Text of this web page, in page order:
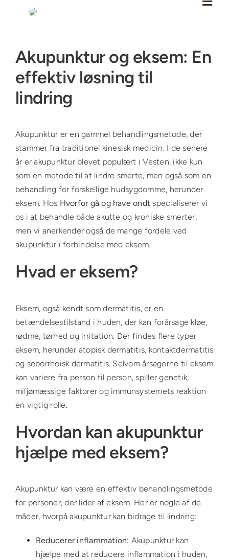
større
billede
Akupunktur og eksem: En
effektiv løsning til
lindring
Akupunktur er en gammel behandlingsmetode, der
stammer fra traditionel kinesisk medicin. I de senere
år er akupunktur blevet populært i Vesten, ikke kun
som en metode til at lindre smerte, men også som en
behandling for forskellige hudsygdomme, herunder
eksem. Hos Hvorfor gå og have ondt specialiserer vi
os i at behandle både akutte og kroniske smerter,
men vi anerkender også de mange fordele ved
akupunktur i forbindelse med eksem.
Hvad er eksem?
Eksem, også kendt som dermatitis, er en
betændelsestilstand i huden, der kan forårsage kløe,
rødme, tørhed og irritation. Der findes flere typer
eksem, herunder atopisk dermatitis, kontaktdermatitis
og seborrhoisk dermatitis. Selvom årsagerne til eksem
kan variere fra person til person, spiller genetik,
miljømæssige faktorer og immunsystemets reaktion
en vigtig rolle.
Hvordan kan akupunktur
hjælpe med eksem?
Akupunktur kan være en effektiv behandlingsmetode
for personer, der lider af eksem. Her er nogle af de
måder, hvorpå akupunktur kan bidrage til lindring:
Reducerer inflammation: Akupunktur kan
hjælpe med at reducere inflammation i huden,